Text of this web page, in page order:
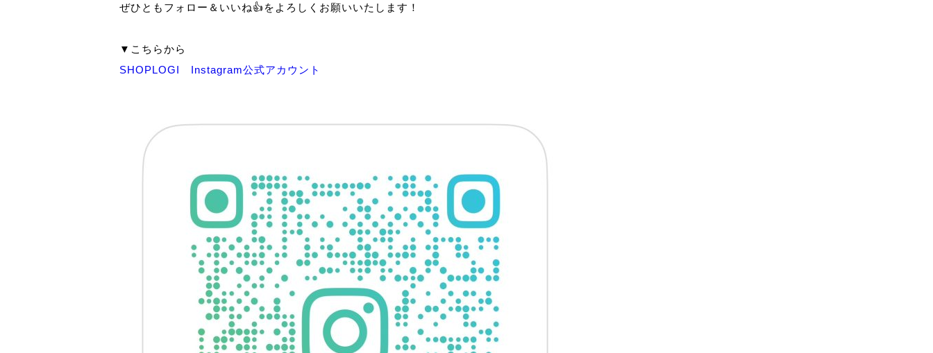
ぜひともフォロー＆いいね👍をよろしくお願いいたします！
▼こちらから
SHOPLOGI Instagram公式アカウント